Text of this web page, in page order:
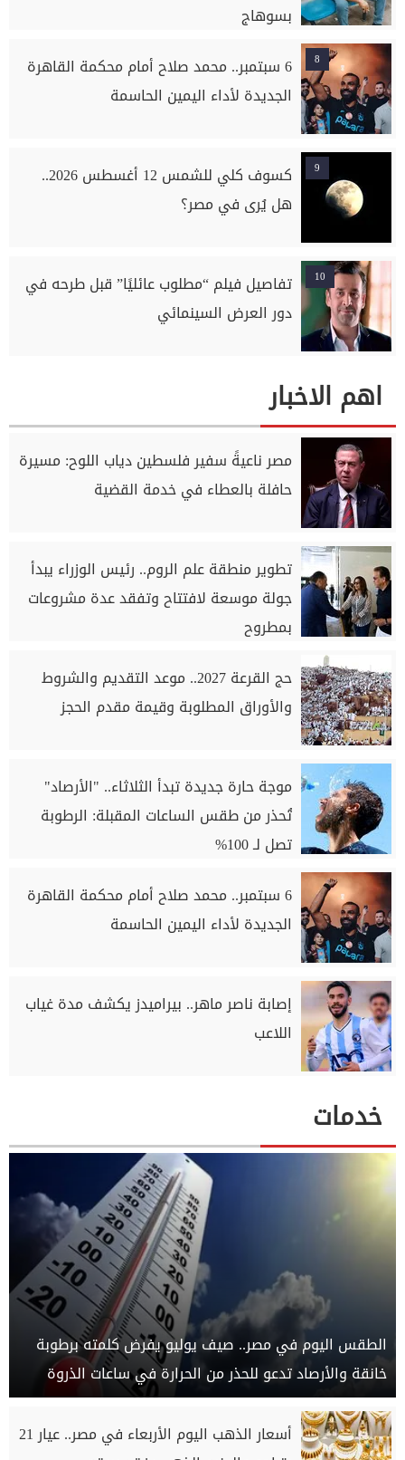
بسوهاج
8
6 سبتمبر.. محمد صلاح أمام محكمة القاهرة
الجديدة لأداء اليمين الحاسمة
9
كسوف كلي للشمس 12 أغسطس 2026..
هل يُرى في مصر؟
10
تفاصيل فيلم “مطلوب عائليًا” قبل طرحه في
دور العرض السينمائي
اهم الاخبار
مصر ناعيةً سفير فلسطين دياب اللوح: مسيرة
حافلة بالعطاء في خدمة القضية
تطوير منطقة علم الروم.. رئيس الوزراء يبدأ
جولة موسعة لافتتاح وتفقد عدة مشروعات
بمطروح
حج القرعة 2027.. موعد التقديم والشروط
والأوراق المطلوبة وقيمة مقدم الحجز
موجة حارة جديدة تبدأ الثلاثاء.. "الأرصاد"
تُحذر من طقس الساعات المقبلة: الرطوبة
تصل لـ 100%
6 سبتمبر.. محمد صلاح أمام محكمة القاهرة
الجديدة لأداء اليمين الحاسمة
إصابة ناصر ماهر.. بيراميدز يكشف مدة غياب
اللاعب
خدمات
الطقس اليوم في مصر.. صيف يوليو يفرض كلمته برطوبة
خانقة والأرصاد تدعو للحذر من الحرارة في ساعات الذروة
أسعار الذهب اليوم الأربعاء في مصر.. عيار 21